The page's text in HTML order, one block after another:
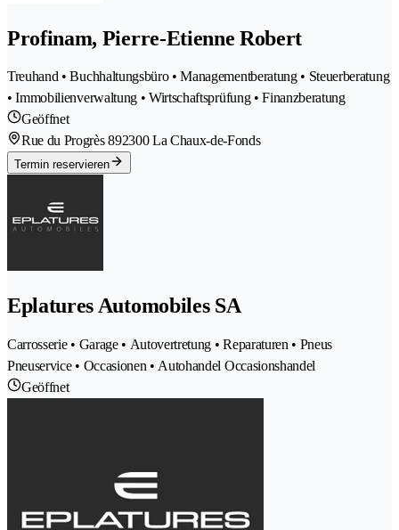
Profinam, Pierre-Etienne Robert
Treuhand • Buchhaltungsbüro • Managementberatung • Steuerberatung
• Immobilienverwaltung • Wirtschaftsprüfung • Finanzberatung
Geöffnet
Rue du Progrès 892300 La Chaux-de-Fonds
Termin reservieren
Eplatures Automobiles SA
Carrosserie • Garage • Autovertretung • Reparaturen • Pneus
Pneuservice • Occasionen • Autohandel Occasionshandel
Geöffnet